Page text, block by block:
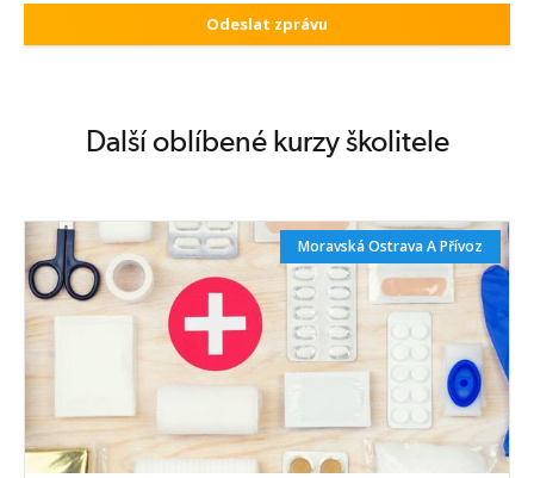
Další oblíbené kurzy školitele
Moravská Ostrava A Přívoz